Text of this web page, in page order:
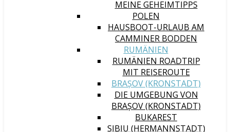
MEINE GEHEIMTIPPS
POLEN
HAUSBOOT-URLAUB AM
CAMMINER BODDEN
RUMÄNIEN
RUMÄNIEN ROADTRIP
MIT REISEROUTE
BRAȘOV (KRONSTADT)
DIE UMGEBUNG VON
BRAȘOV (KRONSTADT)
BUKAREST
SIBIU (HERMANNSTADT)